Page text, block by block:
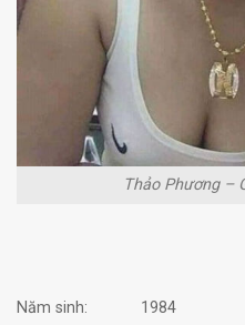
Thảo Phương –
Năm sinh:
1984